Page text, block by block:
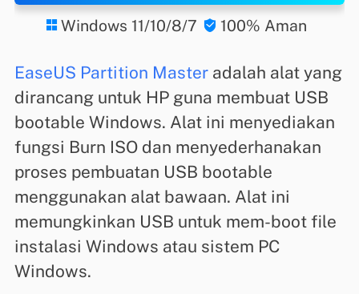
 Windows 11/10/8/7  100% Aman
EaseUS Partition Masteradalah alat yang
dirancang untuk HP guna membuat USB
bootable Windows. Alat ini menyediakan
fungsi Burn ISO dan menyederhanakan
proses pembuatan USB bootable
menggunakan alat bawaan. Alat ini
memungkinkan USB untuk mem-boot file
instalasi Windows atau sistem PC
Windows.